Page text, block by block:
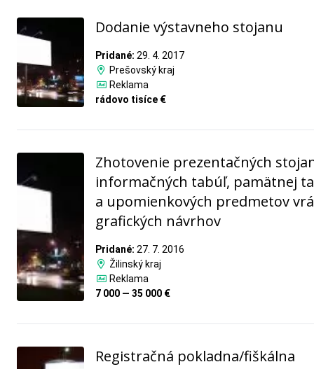
Dodanie výstavneho stojanu
Pridané: 29. 4. 2017
Prešovský kraj
Reklama
rádovo tisíce €
Zhotovenie prezentačných
informačných tabúľ, pamätnej
a upomienkových predmetov
grafických návrhov
Pridané: 27. 7. 2016
Žilinský kraj
Reklama
7 000 — 35 000 €
Registračná pokladna/fiškálna